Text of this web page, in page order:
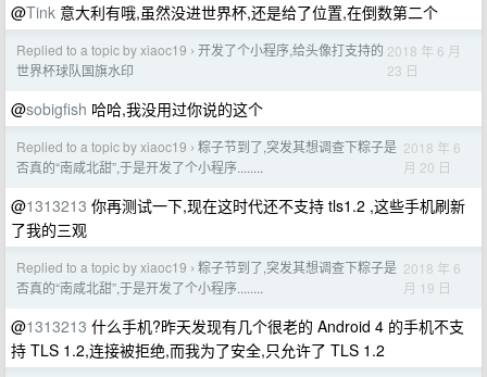
@Tink 意大利有哦,虽然没进世界杯,还是给了位置,在倒数第二个
Replied to a topic by xiaoc19 › 开发了个小程序,给头像打支持的
世界杯球队国旗水印
2018 年 6 月
23 日
@sobigfish 哈哈,我没用过你说的这个
Replied to a topic by xiaoc19 › 粽子节到了,突发其想调查下粽子是
否真的“南咸北甜”,于是开发了个小程序........
2018 年 6
月 20 日
@1313213 你再测试一下,现在这时代还不支持 tls1.2 ,这些手机刷新
了我的三观
Replied to a topic by xiaoc19 › 粽子节到了,突发其想调查下粽子是
否真的“南咸北甜”,于是开发了个小程序........
2018 年 6
月 19 日
@1313213 什么手机?昨天发现有几个很老的 Android 4 的手机不支
持 TLS 1.2,连接被拒绝,而我为了安全,只允许了 TLS 1.2